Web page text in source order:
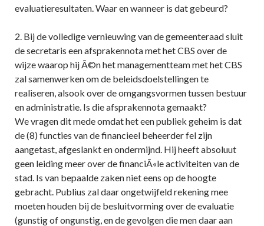
evaluatieresultaten. Waar en wanneer is dat gebeurd?
2. Bij de volledige vernieuwing van de gemeenteraad sluit
de secretaris een afsprakennota met het CBS over de
wijze waarop hij Ã©n het managementteam met het CBS
zal samenwerken om de beleidsdoelstellingen te
realiseren, alsook over de omgangsvormen tussen bestuur
en administratie. Is die afsprakennota gemaakt?
We vragen dit mede omdat het een publiek geheim is dat
de (8) functies van de financieel beheerder fel zijn
aangetast, afgeslankt en ondermijnd. Hij heeft absoluut
geen leiding meer over de financiÃ«le activiteiten van de
stad. Is van bepaalde zaken niet eens op de hoogte
gebracht. Publius zal daar ongetwijfeld rekening mee
moeten houden bij de besluitvorming over de evaluatie
(gunstig of ongunstig, en de gevolgen die men daar aan